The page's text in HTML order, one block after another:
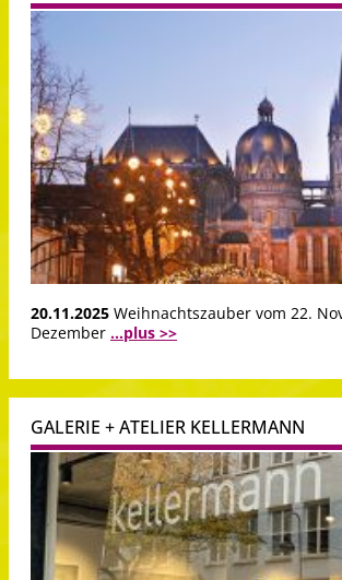
20.11.2025 Weihnachtszauber vom 22.
Dezember ...plus >>
GALERIE + ATELIER KELLERMANN